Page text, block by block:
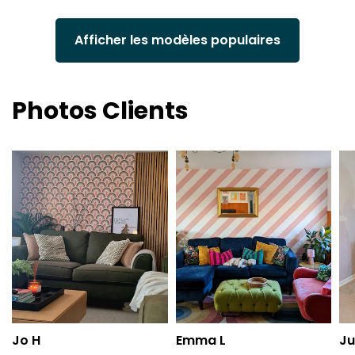
Afficher les modèles populaires
Photos Clients
Jo H Emma L